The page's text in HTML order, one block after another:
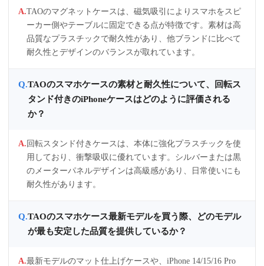
TAOのマグネットケースは、磁気吸引によりスマホをスピ
ーカー側やテーブルに固定できる点が特徴です。素材は高
品質なプラスチックで耐久性があり、他ブランドに比べて
耐久性とデザインのバランスが取れています。
TAOのスマホケースの素材と耐久性について、回転ス
タンド付きのiPhoneケースはどのように評価される
か？
回転スタンド付きケースは、本体に強化プラスチックを使
用しており、衝撃吸収に優れています。シルバーまたは黒
のメーターパネルデザインは高級感があり、日常使いにも
耐久性があります。
TAOのスマホケース最新モデルを買う際、どのモデル
が最も安定した品質を提供しているか？
最新モデルのマット仕上げケースや、iPhone 14/15/16 Pro